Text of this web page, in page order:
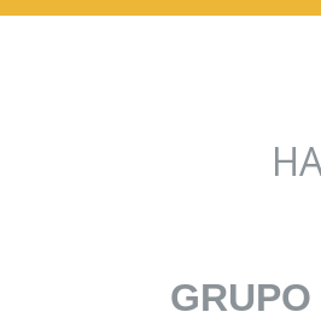
GRUPO